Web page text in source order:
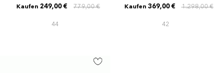
779,00 €
Kaufen 249,00 €
44
1.298,00 €
Kaufen 369,00 €
42